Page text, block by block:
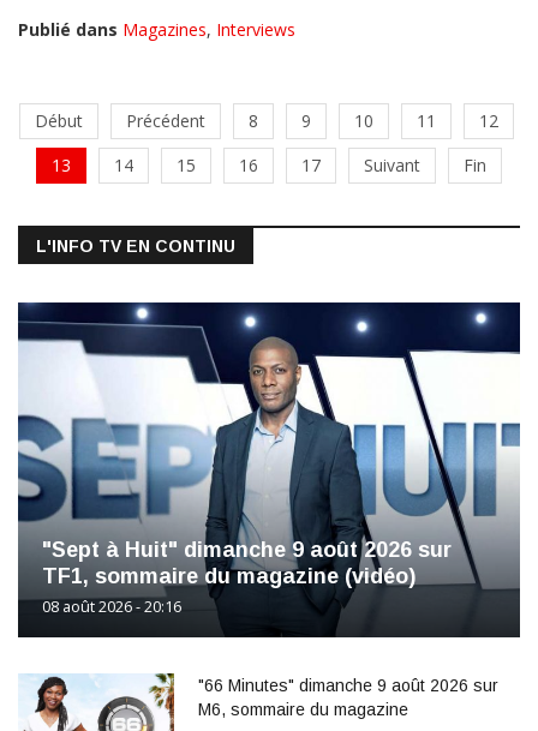
Publié dans Magazines, Interviews
Début Précédent 8 9 10 11
12
13
14 15 16 17 Suivant Fin
L'INFO TV EN CONTINU
"Sept à Huit" dimanche 9 août 2026 sur
TF1, sommaire du magazine (vidéo)
08 août 2026 - 20:16
"66 Minutes" dimanche 9 août 2026 sur
M6, sommaire du magazine